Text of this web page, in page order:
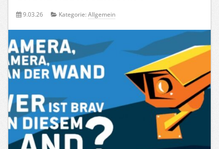
9.03.26 Kategorie: Allgemein